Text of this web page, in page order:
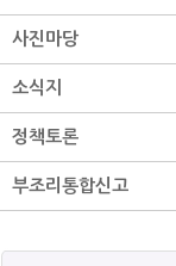
사진마당
소식지
정책토론
부조리통합신고